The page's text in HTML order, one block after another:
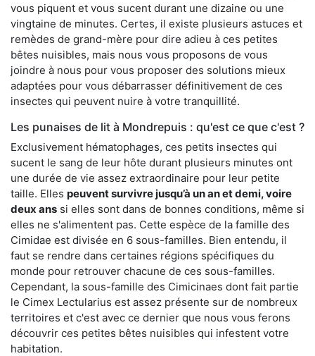
vous piquent et vous sucent durant une dizaine ou une
vingtaine de minutes. Certes, il existe plusieurs astuces et
remèdes de grand-mère pour dire adieu à ces petites
bêtes nuisibles, mais nous vous proposons de vous
joindre à nous pour vous proposer des solutions mieux
adaptées pour vous débarrasser définitivement de ces
insectes qui peuvent nuire à votre tranquillité.
Les punaises de lit à Mondrepuis : qu'est ce que c'est ?
Exclusivement hématophages, ces petits insectes qui
sucent le sang de leur hôte durant plusieurs minutes ont
une durée de vie assez extraordinaire pour leur petite
taille. Elles peuvent survivre jusqu’à un an et demi, voire
deux ans si elles sont dans de bonnes conditions, même si
elles ne s'alimentent pas. Cette espèce de la famille des
Cimidae est divisée en 6 sous-familles. Bien entendu, il
faut se rendre dans certaines régions spécifiques du
monde pour retrouver chacune de ces sous-familles.
Cependant, la sous-famille des Cimicinaes dont fait partie
le Cimex Lectularius est assez présente sur de nombreux
territoires et c'est avec ce dernier que nous vous ferons
découvrir ces petites bêtes nuisibles qui infestent votre
habitation.